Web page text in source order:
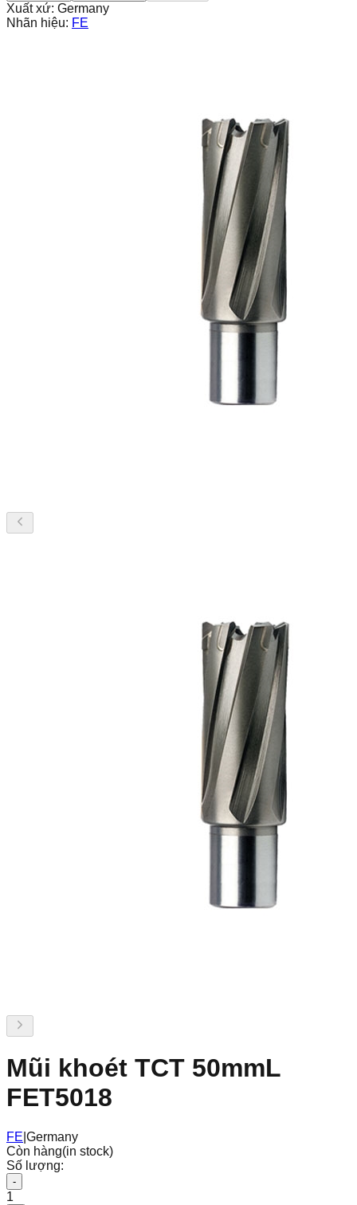
Xuất xứ: Germany
Nhãn hiệu: FE
Mũi khoét TCT 50mmL
FET5018
FE Germany
Còn hàng(in stock)
Số lượng:
-
1